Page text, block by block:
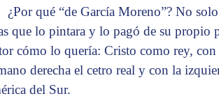
¿Por qué “de García Moreno”? No
que lo pintara y lo pagó de su propio
cómo lo quería: Cristo como rey, con
derecha el cetro real y con la
del Sur.